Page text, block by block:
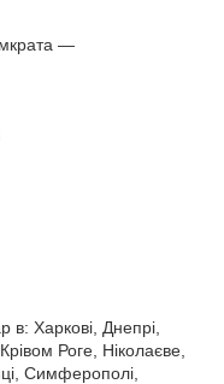
—
Харкові, Днепрі,
Роге, Ніколаєве,
Симферополі,